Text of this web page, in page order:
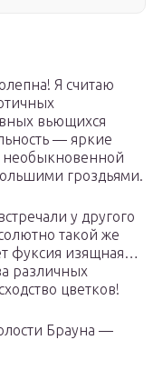
Я считаю
вьющихся
— яркие
необыкновенной
гроздьями.
у другого
такой же
фуксия изящная…
различных
цветков!
Брауна —